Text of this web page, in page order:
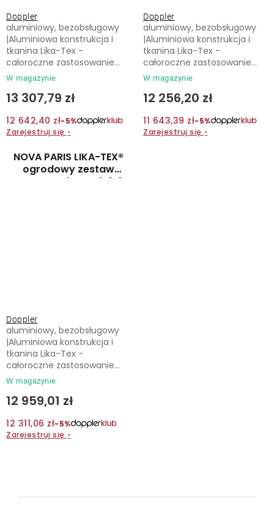
Doppler
W magazynie
13 307,79 zł
12 642,40 zł−5%
Zarejestruj się ›
aluminiowy, bezobsługowy
|Aluminiowa konstrukcja i
tkanina Lika-Tex -
całoroczne zastosowanie...
Doppler
W magazynie
12 256,20 zł
11 643,39 zł−5%
Zarejestruj się ›
aluminiowy, bezobsługowy
|Aluminiowa konstrukcja i
tkanina Lika-Tex -
całoroczne zastosowanie...
NOVA PARIS LIKA-TEX®
ogrodowy zestaw
wypoczynkowy 4+1+1
Doppler
W magazynie
12 959,01 zł
12 311,06 zł−5%
Zarejestruj się ›
aluminiowy, bezobsługowy
|Aluminiowa konstrukcja i
tkanina Lika-Tex -
całoroczne zastosowanie...